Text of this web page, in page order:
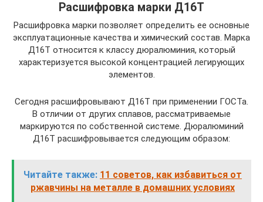
Расшифровка марки Д16Т
Расшифровка марки позволяет определить ее основные
эксплуатационные качества и химический состав. Марка
Д16Т относится к классу дюралюминия, который
характеризуется высокой концентрацией легирующих
элементов.
Сегодня расшифровывают Д16Т при применении ГОСТа.
В отличии от других сплавов, рассматриваемые
маркируются по собственной системе. Дюралюминий
Д16Т расшифровывается следующим образом:
Читайте также: 11 советов, как избавиться от
ржавчины на металле в домашних условиях